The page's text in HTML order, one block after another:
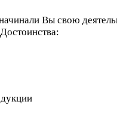
Вы свою
Достоинства: